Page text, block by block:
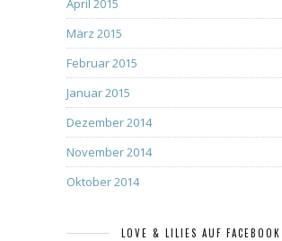
April 2015
März 2015
Februar 2015
Januar 2015
Dezember 2014
November 2014
Oktober 2014
LOVE & LILIES AUF FACEBOOK